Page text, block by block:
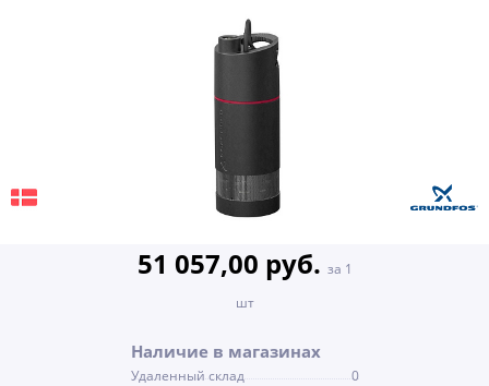
51 057,00 руб. за 1
шт
Наличие в магазинах
Удаленный склад
0